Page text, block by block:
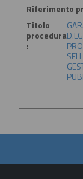
Riferimento
Titolo
procedura
:
SEI